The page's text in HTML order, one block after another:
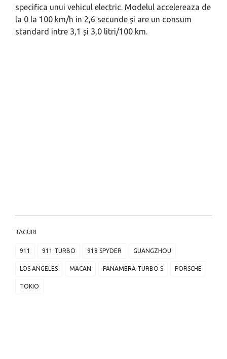
specifica unui vehicul electric. Modelul accelereaza de
la 0 la 100 km/h in 2,6 secunde și are un consum
standard intre 3,1 și 3,0 litri/100 km.
TAGURI
911 911 TURBO 918 SPYDER GUANGZHOU
LOS ANGELES MACAN PANAMERA TURBO S PORSCHE
TOKIO